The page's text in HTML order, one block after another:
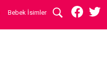
Bebek İsimleri